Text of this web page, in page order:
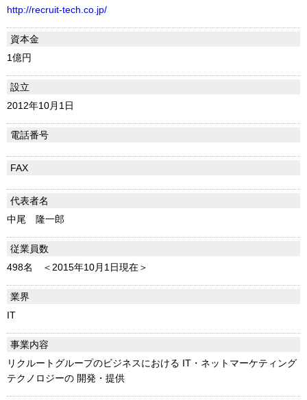
http://recruit-tech.co.jp/
資本金
1億円
設立
2012年10月1日
電話番号
FAX
代表者名
中尾 隆一郎
従業員数
498名 ＜2015年10月1日現在＞
業界
IT
事業内容
リクルートグループのビジネスにおける IT・ネットマーケティング
テクノロジーの 開発・提供